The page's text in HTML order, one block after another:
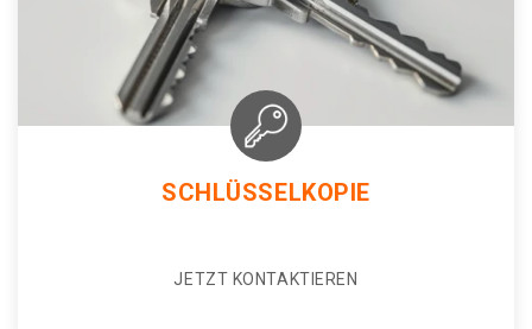
SCHLÜSSELKOPIE
JETZT KONTAKTIEREN